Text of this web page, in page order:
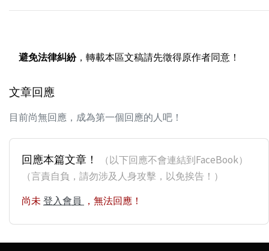
避免法律糾紛，轉載本區文稿請先徵得原作者同意！
文章回應
目前尚無回應，成為第一個回應的人吧！
回應本篇文章！
（以下回應不會連結到FaceBook）
（言責自負，請勿涉及人身攻擊，以免挨告！）
尚未 登入會員 ，無法回應！